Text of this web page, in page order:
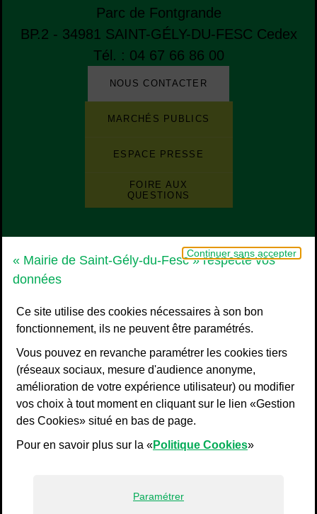
Continuer sans accepter
« Mairie de Saint-Gély-du-Fesc » respecte vos
données
Ce site utilise des cookies nécessaires à son bon
fonctionnement, ils ne peuvent être paramétrés.
Vous pouvez en revanche paramétrer les cookies tiers
(réseaux sociaux, mesure d'audience anonyme,
amélioration de votre expérience utilisateur) ou modifier
vos choix à tout moment en cliquant sur le lien «Gestion
des Cookies» situé en bas de page.
Pour en savoir plus sur la «Politique Cookies»
Paramétrer
Parc de Fontgrande
BP.2 - 34981 SAINT-GÉLY-DU-FESC Cedex
Tél. : 04 67 66 86 00
NOUS CONTACTER
MARCHÉS PUBLICS
ESPACE PRESSE
FOIRE AUX
QUESTIONS
Grand Pic Saint-Loup - Communauté
Liens bas de page
Mentions légales
Plan du site
Accessibilité : non conforme
Gestion des cookies